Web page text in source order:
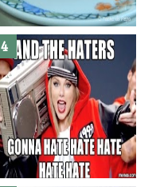
congelar bolo ??